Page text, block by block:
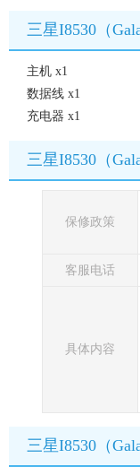
三星I8530（
主机 x1
数据线 x1
充电器 x1
三星I8530（
保修政策
客服电话
具体内容
三星I8530（